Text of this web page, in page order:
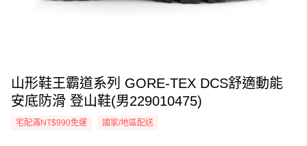
山形鞋王霸道系列 GORE-TEX DCS舒適動能
安底防滑 登山鞋(男229010475)
宅配滿NT$990免運 國家/地區配送